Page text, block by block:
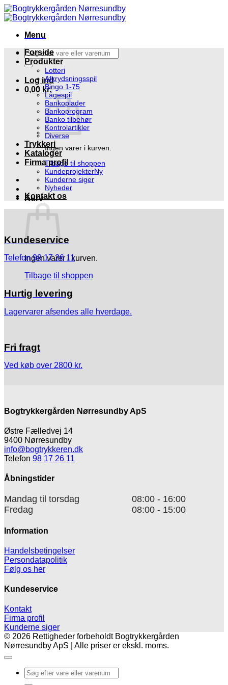
Fortsæt
til
Menu
Søg
efter:
Log ind
0,00 kr.
Ingen varer i kurven.
Tilbage til shoppen
Kurv
Ingen varer i kurven.
Tilbage til shoppen
Forside
Produkter
Lotteri
Afkrydsningsspil
Bingo 1-75
Lågespil
Bankoplader
Bankoprogram
Banko tilbehør
Kontrolartikler
Diverse
Trykkeri
Kataloger
Firma profil
Kundeprojekter
Kunderne siger
Nyheder
Kontakt os
Kundeservice
Telefon 98 17 26 11
Hurtig levering
Lagervarer afsendes alle hverdage.
Fri fragt
Ved køb over 2800 kr.
Bogtrykkergården Nørresundby ApS
Østre Fælledvej 14
9400 Nørresundby
info@bogtrykkeren.dk
Telefon 98 17 26 11
Åbningstider
Mandag til torsdag
08:00 - 16:00
Fredag
08:00 - 15:00
Information
Handelsbetingelser
Persondatapolitik
Følg os her
Kundeservice
Kontakt
Firma profil
Kunderne siger
© 2026 Rettigheder forbeholdt Bogtrykkergården
Nørresundby ApS | Alle priser er ekskl. moms.
Søg
efter: